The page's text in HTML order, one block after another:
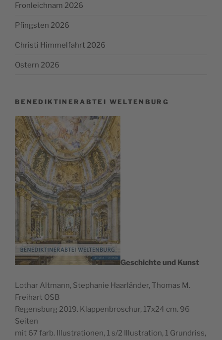
Fronleichnam 2026
Pfingsten 2026
Christi Himmelfahrt 2026
Ostern 2026
BENEDIKTINERABTEI WELTENBURG
Geschichte und Kunst
Lothar Alt­mann, Stephanie Haar­län­der, Thomas M.
Frei­hart OSB
Regens­burg 2019. Klap­pen­broschur, 17x24 cm. 96
Seiten
mit 67 farb. Illus­tra­tio­nen, 1 s/2 Illus­tra­tion, 1 Grun­driss,